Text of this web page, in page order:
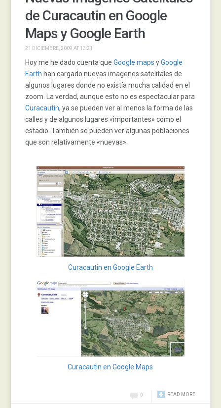
de Curacautin en Google
Maps y Google Earth
21 DICIEMBRE, 2009 AT 13:21
Hoy me he dado cuenta queGoogle maps yGoogle
Earth han cargado nuevas imagenes satelitales de
algunos lugares donde no existía mucha calidad en el
zoom. La verdad, aunque esto no es espectacular para
Curacautin, ya se pueden ver al menos la forma de las
calles y de algunos lugares «importantes» como el
estadio. También se pueden ver algunas poblaciones
que son relativamente «nuevas».
Curacautin en Google Earth
Curacautin en Google Maps
READ MORE
0